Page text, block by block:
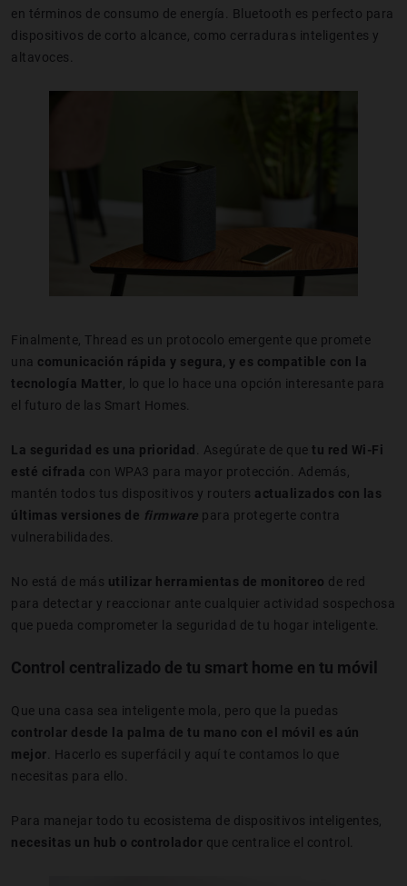
en términos de consumo de energía. Bluetooth es perfecto para
dispositivos de corto alcance, como cerraduras inteligentes y
altavoces.
Finalmente, Thread es un protocolo emergente que promete
una comunicación rápida y segura, y es compatible con la
tecnología Matter, lo que lo hace una opción interesante para
el futuro de las Smart Homes.
La seguridad es una prioridad . Asegúrate de que tu red Wi-Fi
esté cifrada con WPA3 para mayor protección. Además,
mantén todos tus dispositivos y routers actualizados con las
últimas versiones de firmware para protegerte contra
vulnerabilidades.
No está de más utilizar herramientas de monitoreo de red
para detectar y reaccionar ante cualquier actividad sospechosa
que pueda comprometer la seguridad de tu hogar inteligente.
Control centralizado de tu smart home en tu móvil
Que una casa sea inteligente mola, pero que la puedas
controlar desde la palma de tu mano con el móvil es aún
mejor. Hacerlo es superfácil y aquí te contamos lo que
necesitas para ello.
Para manejar todo tu ecosistema de dispositivos inteligentes,
necesitas un hub o controlador que centralice el control.